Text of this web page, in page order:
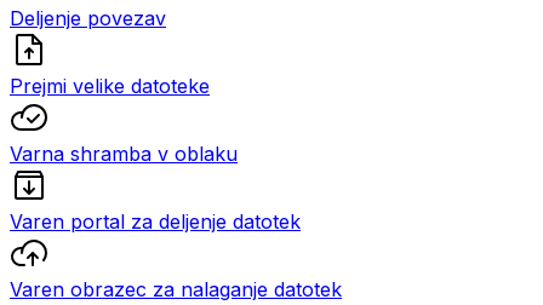
Deljenje povezav
Prejmi velike datoteke
Varna shramba v oblaku
Varen portal za deljenje datotek
Varen obrazec za nalaganje datotek